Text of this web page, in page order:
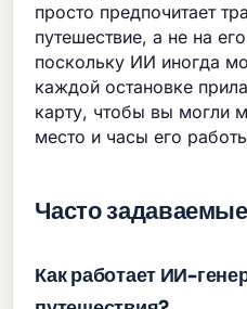
просто предпочитает
путешествие, а не на
поскольку ИИ иногда
каждой остановке
карту, чтобы вы могли
место и часы его
Часто
Как работает ИИ-